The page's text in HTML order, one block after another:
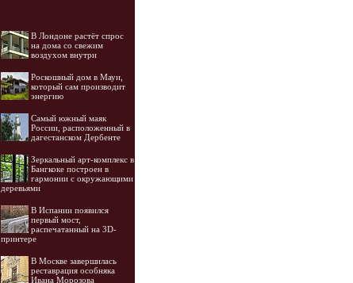
В Лондоне растёт спрос
на дома со свежим
воздухом внутри
Роскошный дом в Мауи,
который сам производит
энергию
Самый южный маяк
России, расположенный в
дагестанском Дербенте
Зеркальный арт-комплекс в
Бангкоке построен в
гармонии с окружающими
деревьями
В Испании появился
первый мост,
распечатанный на 3D-
принтере
В Москве завершилась
реставрация особняка
Ивана Морозова